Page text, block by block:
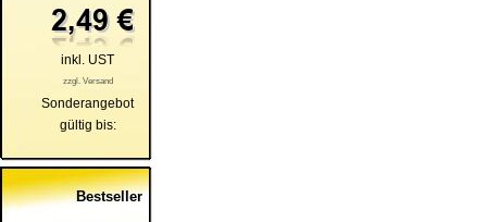
inkl. UST
zzgl. Versand
Sonderangebot
gültig bis:
Bestseller